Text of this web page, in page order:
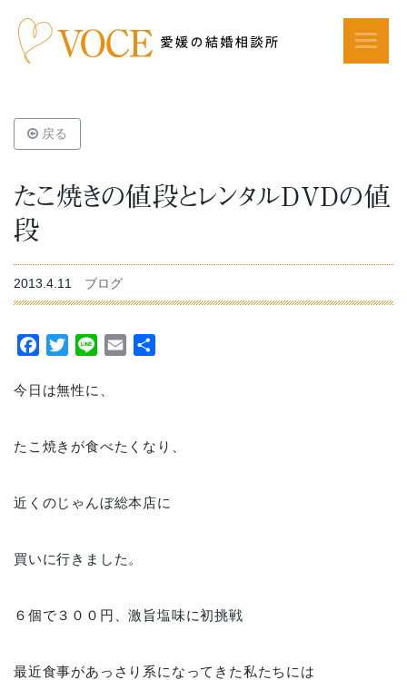
戻る
たこ焼きの値段とレンタルDVDの値
段
2013.4.11 ブログ
Facebook
TwitterLine Email
今日は無性に、
たこ焼きが食べたくなり、
近くのじゃんぼ総本店に
買いに行きました。
６個で３００円、激旨塩味に初挑戦
最近食事があっさり系になってきた私たちには